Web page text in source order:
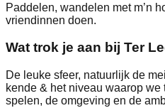
Paddelen, wandelen met m’n
vriendinnen doen.
Wat trok je aan bij Ter
De leuke sfeer, natuurlijk de
kende & het niveau waarop
spelen, de omgeving en de